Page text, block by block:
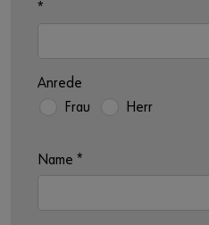
*
Anrede
Frau
Herr
Name *